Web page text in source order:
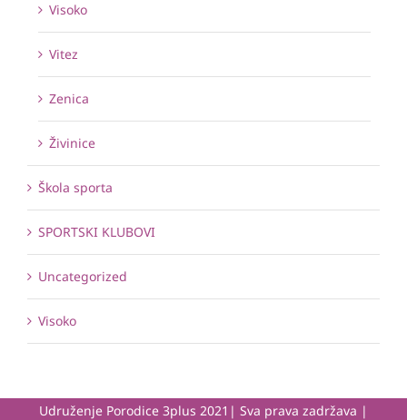
Visoko
Vitez
Zenica
Živinice
Škola sporta
SPORTSKI KLUBOVI
Uncategorized
Visoko
Udruženje Porodice 3plus 2021| Sva prava zadržava |